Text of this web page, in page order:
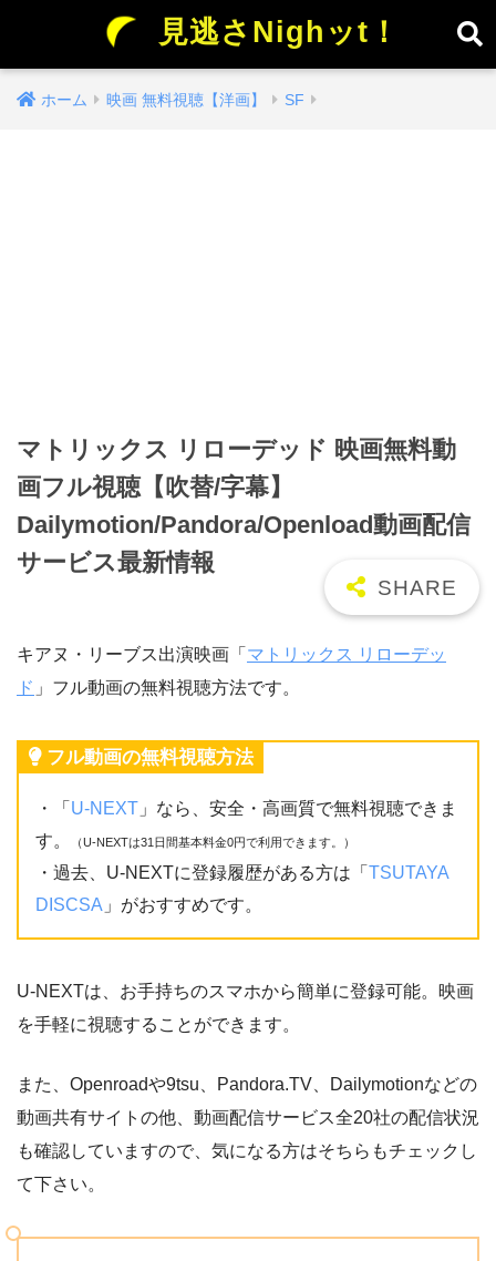
見逃さNighッt！
ホーム 映画 無料視聴【洋画】 SF
マトリックス リローデッド 映画無料動
画フル視聴【吹替/字幕】
Dailymotion/Pandora/Openload動画配信
サービス最新情報
キアヌ・リーブス出演映画「 マトリックス リローデッ
ド 」フル動画の無料視聴方法です。
フル動画の無料視聴方法
・「 U-NEXT 」なら、安全・高画質で無料視聴できま
す。
（U-NEXTは31日間基本料金0円で利用できます。）
・過去、U-NEXTに登録履歴がある方は「 TSUTAYA
DISCSA 」がおすすめです。
U-NEXTは、お手持ちのスマホから簡単に登録可能。映画
を手軽に視聴することができます。
また、Openroadや9tsu、Pandora.TV、Dailymotionなどの
動画共有サイトの他、動画配信サービス全20社の配信状況
も確認していますので、気になる方はそちらもチェックし
て下さい。